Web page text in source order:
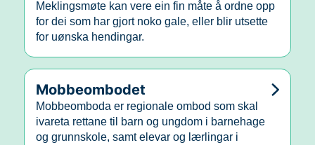
Meklingsmøte kan vere ein fin måte å ordne opp
for dei som har gjort noko gale, eller blir utsette
for uønska hendingar.
Mobbeombodet
Mobbeomboda er regionale ombod som skal
ivareta rettane til barn og ungdom i barnehage
og grunnskole, samt elevar og lærlingar i